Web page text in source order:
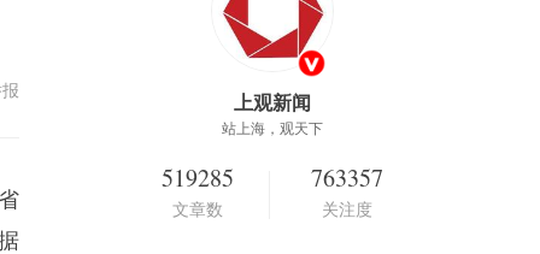
上观新闻
站上海，观天下
519285
文章数
763357
关注度